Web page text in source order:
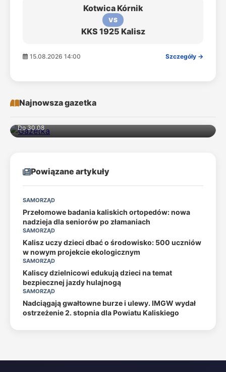
Kotwica Kórnik
VS
KKS 1925 Kalisz
15.08.2026 14:00 Szczegóły →
Najnowsza gazetka
Do 30.08
Powiązane artykuły
SAMORZĄD
Przełomowe badania kaliskich ortopedów: nowa
nadzieja dla seniorów po złamaniach
SAMORZĄD
Kalisz uczy dzieci dbać o środowisko: 500 uczniów
w nowym projekcie ekologicznym
SAMORZĄD
Kaliscy dzielnicowi edukują dzieci na temat
bezpiecznej jazdy hulajnogą
SAMORZĄD
Nadciągają gwałtowne burze i ulewy. IMGW wydał
ostrzeżenie 2. stopnia dla Powiatu Kaliskiego